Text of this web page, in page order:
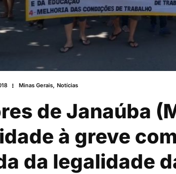
Minas Gerais, Notícias
de Janaúba
à greve
da legalidade